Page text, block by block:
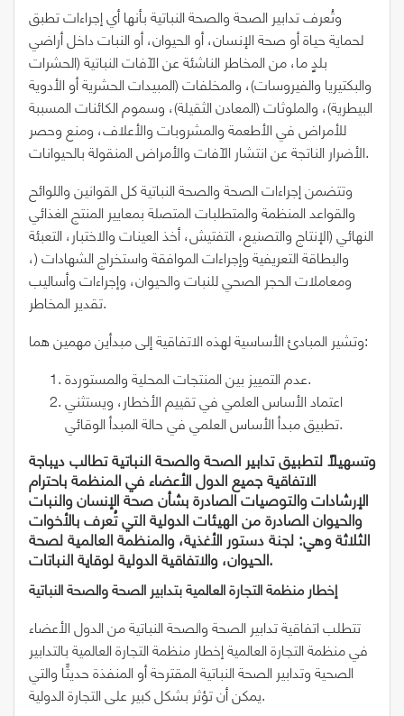
وتُعرف تدابير الصحة والصحة النباتية بأنها أي إجراءات تطبق
لحماية حياة أو صحة الإنسان، أو الحيوان، أو النبات داخل أراضي
بلدٍ ما، من المخاطر الناشئة عن الآفات النباتية (الحشرات
والبكتيريا والفيروسات)، والمخلفات (المبيدات الحشرية أو الأدوية
البيطرية)، والملوثات (المعادن الثقيلة)، وسموم الكائنات المسببة
للأمراض في الأطعمة والمشروبات والأعلاف، ومنع وحصر
الأضرار الناتجة عن انتشار الآفات والأمراض المنقولة بالحيوانات.
وتتضمن إجراءات الصحة والصحة النباتية كل القوانين واللوائح
والقواعد المنظمة والمتطلبات المتصلة بمعايير المنتج الغذائي
النهائي (الإنتاج والتصنيع، التفتيش، أخذ العينات والاختبار، التعبئة
والبطاقة التعريفية وإجراءات الموافقة واستخراج الشهادات (،
ومعاملات الحجر الصحي للنبات والحيوان، وإجراءات وأساليب
تقدير المخاطر.
وتشير المبادئ الأساسية لهذه الاتفاقية إلى مبدأين مهمين هما:
عدم التمييز بين المنتجات المحلية والمستوردة.
اعتماد الأساس العلمي في تقييم الأخطار، ويستثني
تطبيق مبدأ الأساس العلمي في حالة المبدأ الوقائي.
وتسهيلاً لتطبيق تدابير الصحة والصحة النباتية تطالب ديباجة
الاتفاقية جميع الدول الأعضاء في المنظمة باحترام
الإرشادات والتوصيات الصادرة بشأن صحة الإنسان والنبات
والحيوان الصادرة من الهيئات الدولية التي تُعرف بالأخوات
الثلاثة وهي: لجنة دستور الأغذية، والمنظمة العالمية لصحة
الحيوان، والاتفاقية الدولية لوقاية النباتات.
إخطار منظمة التجارة العالمية بتدابير الصحة والصحة النباتية
تتطلب اتفاقية تدابير الصحة والصحة النباتية من الدول الأعضاء
في منظمة التجارة العالمية إخطار منظمة التجارة العالمية بالتدابير
الصحية وتدابير الصحة النباتية المقترحة أو المنفذة حديثًا والتي
يمكن أن تؤثر بشكل كبير على التجارة الدولية.